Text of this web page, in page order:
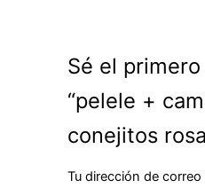
Sé el
“pelele +
conejitos
Tu dirección de